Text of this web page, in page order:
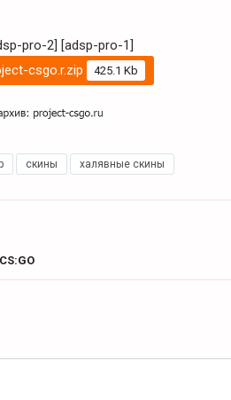
pro-2] [adsp-pro-1]
csgo.r.zip
425.1 Kb
скины халявные скины